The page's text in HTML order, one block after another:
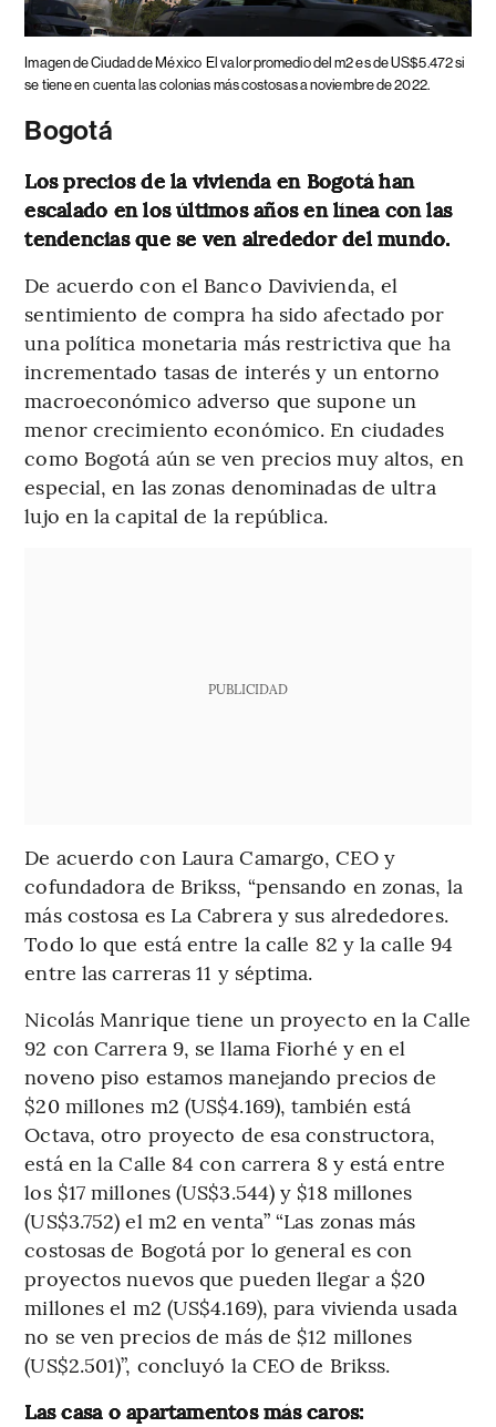
Imagen de Ciudad de México El valor promedio del m2 es de US$5.472 si
se tiene en cuenta las colonias más costosas a noviembre de 2022.
Bogotá
Los precios de la vivienda en Bogotá han
escalado en los últimos años en línea con las
tendencias que se ven alrededor del mundo.
De acuerdo con el Banco Davivienda, el
sentimiento de compra ha sido afectado por
una política monetaria más restrictiva que ha
incrementado tasas de interés y un entorno
macroeconómico adverso que supone un
menor crecimiento económico. En ciudades
como Bogotá aún se ven precios muy altos, en
especial, en las zonas denominadas de ultra
lujo en la capital de la república.
PUBLICIDAD
De acuerdo con Laura Camargo, CEO y
cofundadora de Brikss, “pensando en zonas, la
más costosa es La Cabrera y sus alrededores.
Todo lo que está entre la calle 82 y la calle 94
entre las carreras 11 y séptima.
Nicolás Manrique tiene un proyecto en la Calle
92 con Carrera 9, se llama Fiorhé y en el
noveno piso estamos manejando precios de
$20 millones m2 (US$4.169), también está
Octava, otro proyecto de esa constructora,
está en la Calle 84 con carrera 8 y está entre
los $17 millones (US$3.544) y $18 millones
(US$3.752) el m2 en venta” “Las zonas más
costosas de Bogotá por lo general es con
proyectos nuevos que pueden llegar a $20
millones el m2 (US$4.169), para vivienda usada
no se ven precios de más de $12 millones
(US$2.501)”, concluyó la CEO de Brikss.
Las casa o apartamentos más caros: